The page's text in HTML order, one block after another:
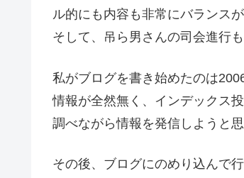
ル的にも内容も非常にバランス
そして、吊ら男さんの司会進行も
私がブログを書き始めたのは
情報が全然無く、インデックス
調べながら情報を発信しようと
その後、ブログにのめり込んで